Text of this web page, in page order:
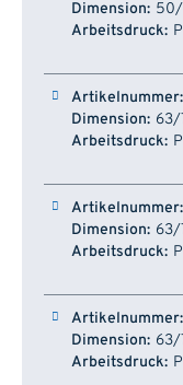
50/
63/
63/
63/